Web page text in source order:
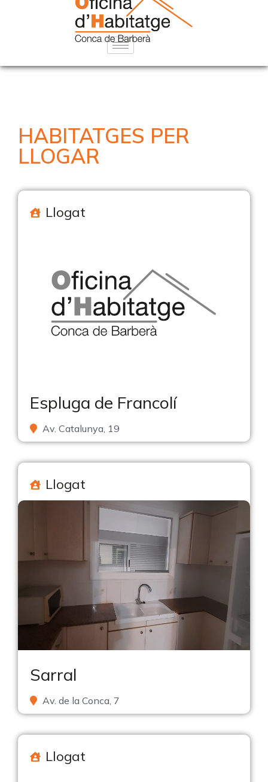
HABITATGES PER
LLOGAR
Llogat
Espluga de Francolí
Av. Catalunya, 19
Llogat
Sarral
Av. de la Conca, 7
Llogat